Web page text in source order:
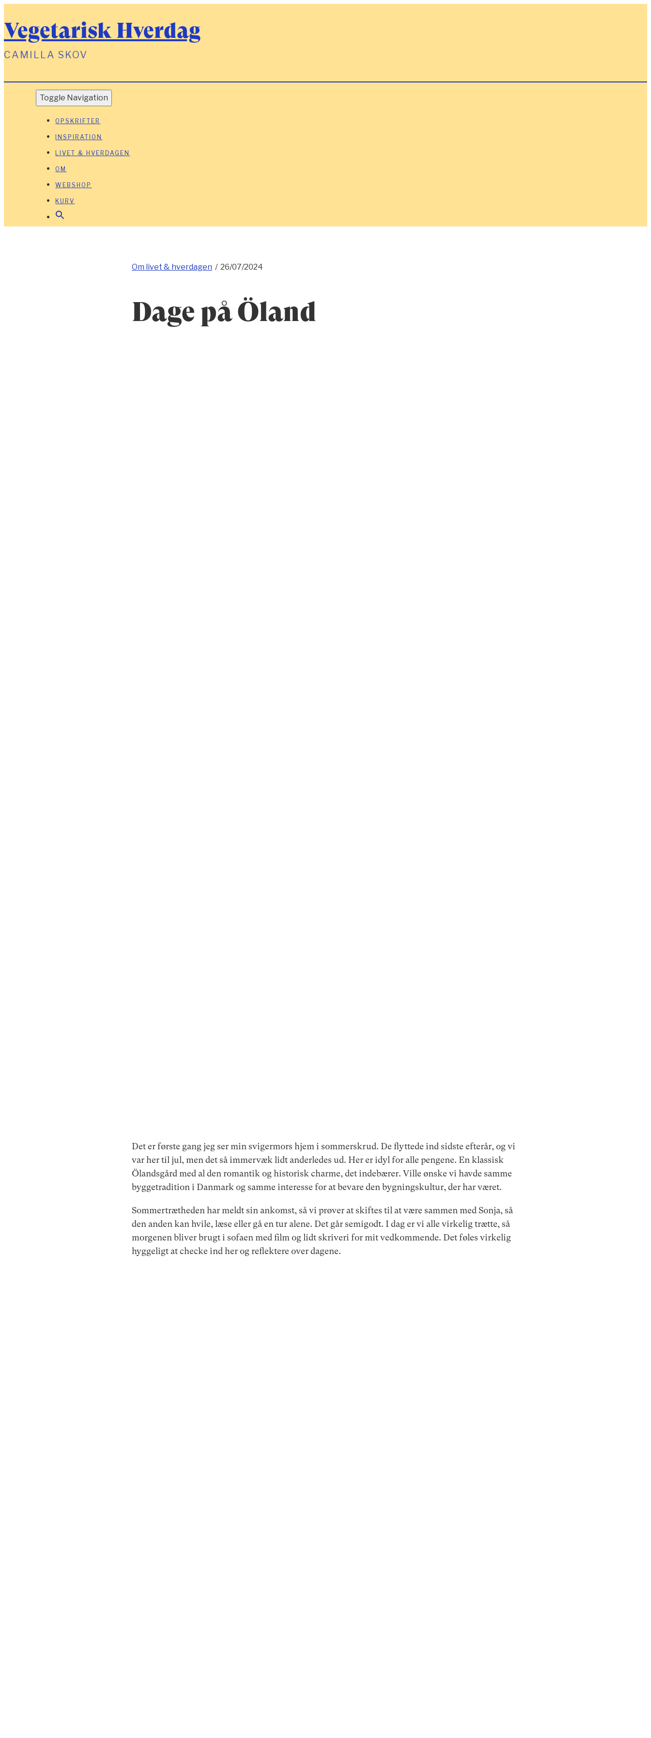
Vegetarisk Hverdag
CAMILLA SKOV
Toggle Navigation
OPSKRIFTER
INSPIRATION
LIVET & HVERDAGEN
OM
WEBSHOP
KURV
Om livet & hverdagen / 26/07/2024
Dage på Öland
Det er første gang jeg ser min svigermors hjem i sommerskrud. De flyttede ind sidste efterår, og vi
var her til jul, men det så immervæk lidt anderledes ud. Her er idyl for alle pengene. En klassisk
Ölandsgård med al den romantik og historisk charme, det indebærer. Ville ønske vi havde samme
byggetradition i Danmark og samme interesse for at bevare den bygningskultur, der har været.
Sommertrætheden har meldt sin ankomst, så vi prøver at skiftes til at være sammen med Sonja, så
den anden kan hvile, læse eller gå en tur alene. Det går semigodt. I dag er vi alle virkelig trætte, så
morgenen bliver brugt i sofaen med film og lidt skriveri for mit vedkommende. Det føles virkelig
hyggeligt at checke ind her og reflektere over dagene.